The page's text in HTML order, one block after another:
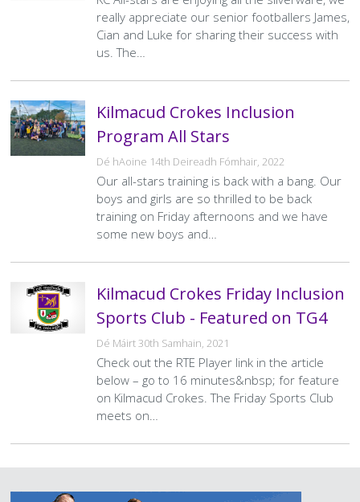
really appreciate our senior footballers James,
Cian and Luke for sharing their success with
us. The…
Kilmacud Crokes Inclusion
Program All Stars
Dé hAoine 14th Deireadh Fómhair, 2022
Our all-stars training is back with a bang. Our
boys and girls are so thrilled to be back
training on Friday afternoons and we have
some new boys and…
Kilmacud Crokes Friday Inclusion
Sports Club - Featured on TG4
Dé Máirt 30th Samhain, 2021
Check out the RTE Player link in the article
below – go to 16 minutes&nbsp; for feature
on Kilmacud Crokes. The Friday Sports Club
meets on…